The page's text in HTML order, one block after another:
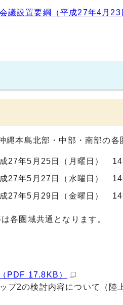
議設置要綱（平成27年4月
縄本島北部・中部・南部の各
27年5月25日（月曜日）
27年5月27日（水曜日）
27年5月29日（金曜日）
各圏域共通となります。
PDF 17.8KB）
プ2の検討内容について（陸